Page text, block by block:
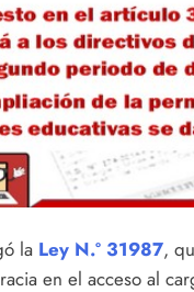
la Ley N.º 31987,
en el acceso al